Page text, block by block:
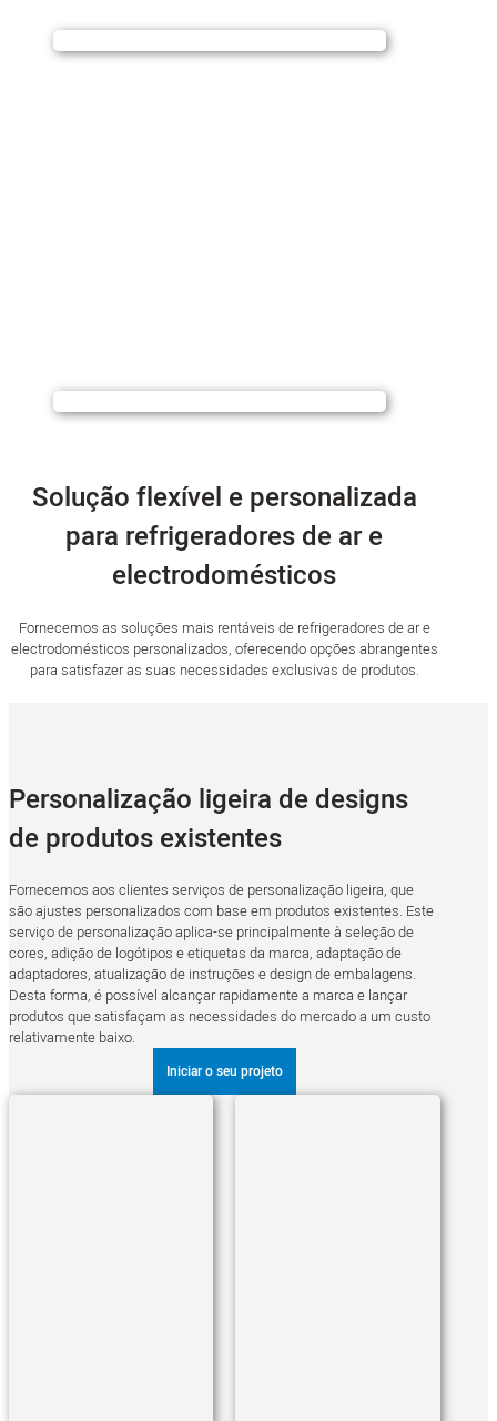
Solução flexível e personalizada
para refrigeradores de ar e
electrodomésticos
Fornecemos as soluções mais rentáveis de refrigeradores de ar e
electrodomésticos personalizados, oferecendo opções abrangentes
para satisfazer as suas necessidades exclusivas de produtos.
Personalização ligeira de designs
de produtos existentes
Fornecemos aos clientes serviços de personalização ligeira, que
são ajustes personalizados com base em produtos existentes. Este
serviço de personalização aplica-se principalmente à seleção de
cores, adição de logótipos e etiquetas da marca, adaptação de
adaptadores, atualização de instruções e design de embalagens.
Desta forma, é possível alcançar rapidamente a marca e lançar
produtos que satisfaçam as necessidades do mercado a um custo
relativamente baixo.
Iniciar o seu projeto